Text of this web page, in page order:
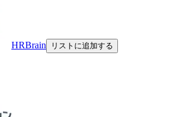
HRBrain リストに追加する